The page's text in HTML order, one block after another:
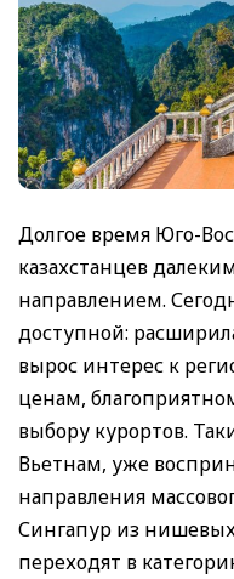
Долгое время Юго-
казахстанцев
направлением.
доступной:
вырос интерес к
ценам,
выбору курортов.
Вьетнам, уже
направления
Сингапур из
переходят в